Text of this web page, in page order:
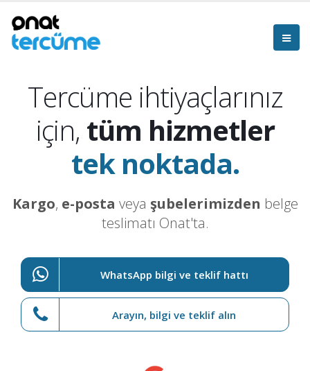
Tercüme ihtiyaçlarınız
için, tüm hizmetler
tek noktada.
Kargo, e-posta veya şubelerimizden belge
teslimatı Onat'ta.
WhatsApp bilgi ve teklif hattı
Arayın, bilgi ve teklif alın